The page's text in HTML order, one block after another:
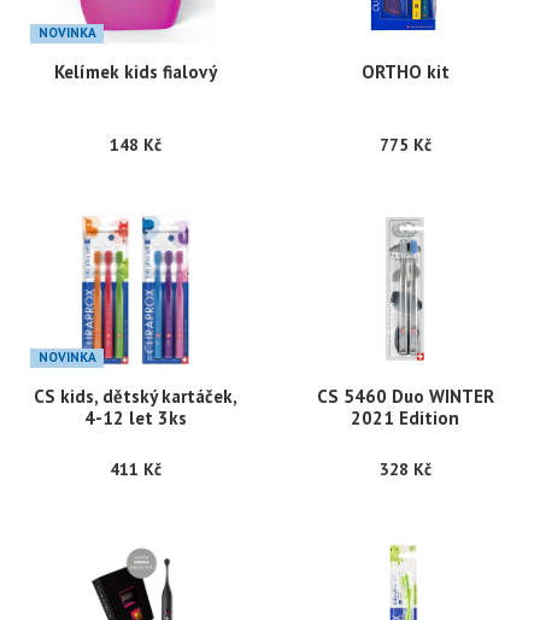
NOVINKA
Kelímek kids fialový
148 Kč
ORTHO kit
775 Kč
NOVINKA
CS kids, dětský kartáček,
4-12 let 3ks
411 Kč
CS 5460 Duo WINTER
2021 Edition
328 Kč